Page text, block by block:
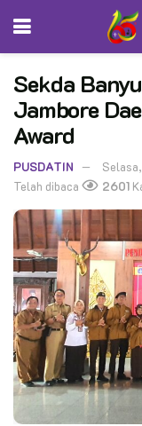
Sekda
Jambore
Award
PUSDATIN
Telah dibaca
2601